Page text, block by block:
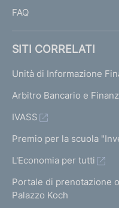
FAQ
SITI CORRELATI
Unità di Informazione
Arbitro Bancario e
IVASS
Premio per la scuola
L'Economia per tutti
Portale di prenotazione
Palazzo Koch